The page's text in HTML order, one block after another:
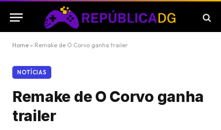
Home » Remake de O Corvo ganha trailer
NOTÍCIAS
Remake de O Corvo ganha
trailer